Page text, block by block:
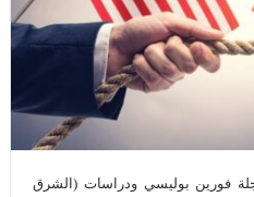
فورين بوليسي ودراسات (الشرق